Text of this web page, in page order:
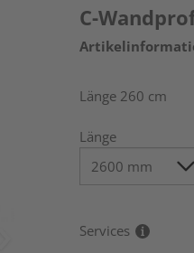
C-
Länge 260 cm
Länge
Services